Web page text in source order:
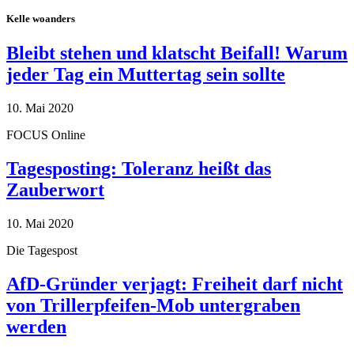
Kelle woanders
Bleibt stehen und klatscht Beifall! Warum
jeder Tag ein Muttertag sein sollte
10. Mai 2020
FOCUS Online
Tagesposting: Toleranz heißt das
Zauberwort
10. Mai 2020
Die Tagespost
AfD-Gründer verjagt: Freiheit darf nicht
von Trillerpfeifen-Mob untergraben
werden